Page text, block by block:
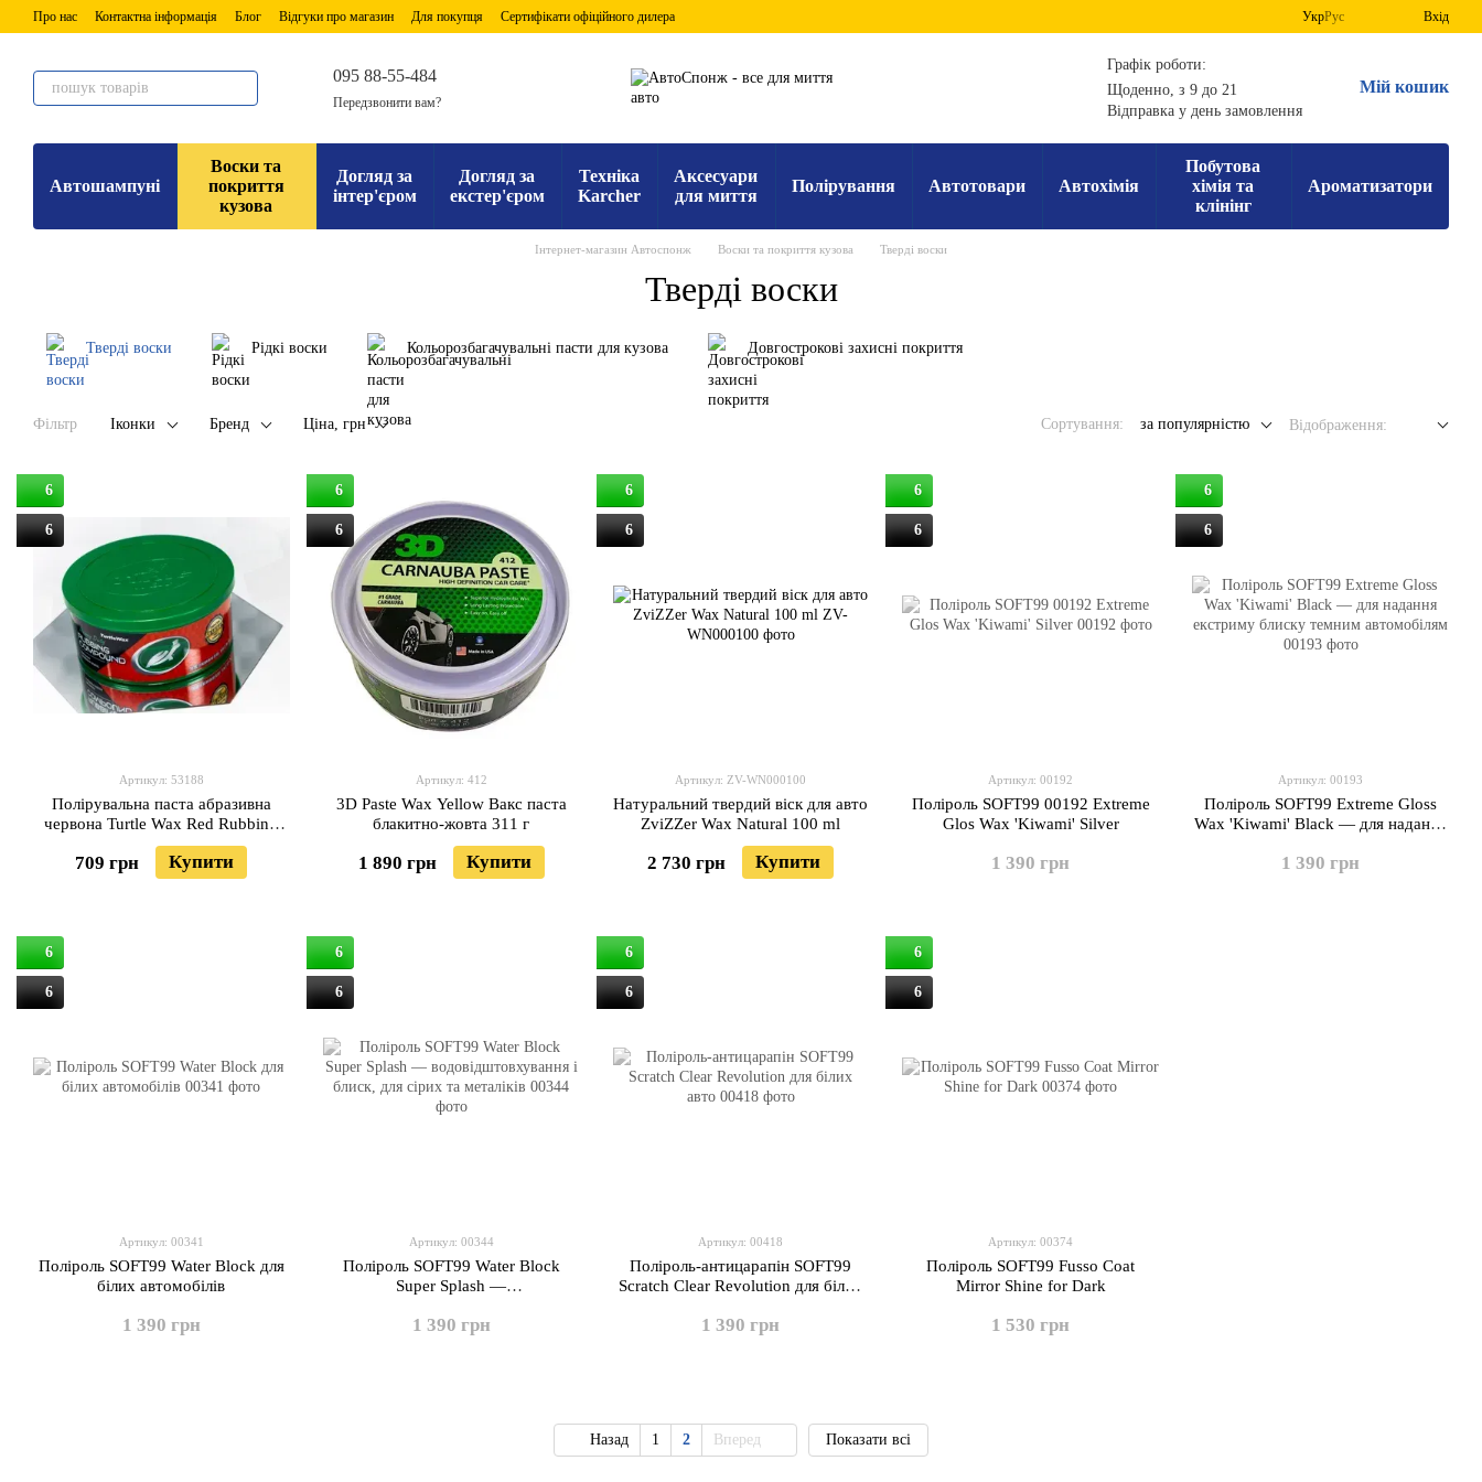
Перейти до основного контенту
Про нас Контактна інформація Блог Відгуки про магазин Для покупця Сертифікати офіційного дилера УкрРус Вхід
095 88-55-484
Передзвонити вам?
Графік роботи:
Щоденно, з 9 до 21
Відправка у день замовлення
Мій кошик
Автошампуні
Воски та
покриття
кузова
Догляд за
інтер'єром
Догляд за
екстер'єром
Техніка
Karcher
Аксесуари
для миття
Полірування Автотовари Автохімія
Побутова
хімія та
клінінг
Ароматизатори
Інтернет-магазин Автоспонж Воски та покриття кузова Тверді воски
Тверді воски
Тверді воски Рідкі воски Кольорозбагачувальні пасти для кузова Довгострокові захисні покриття
Фільтр Іконки Бренд Ціна, грн Сортування: за популярністю Відображення:
6
6
Артикул: 53188
Полірувальна паста абразивна
червона Turtle Wax Red Rubbing
Compound 300 мл
709 грн Купити
6
6
Артикул: 412
3D Paste Wax Yellow Вакс паста
блакитно-жовта 311 г
1 890 грн Купити
6
6
Артикул: ZV-WN000100
Натуральний твердий віск для авто
ZviZZer Wax Natural 100 ml
2 730 грн Купити
6
6
Артикул: 00192
Поліроль SOFT99 00192 Extreme
Glos Wax 'Kiwami' Silver
1 390 грн
6
6
Артикул: 00193
Поліроль SOFT99 Extreme Gloss
Wax 'Kiwami' Black — для надання
автомобілям
1 390 грн
6
6
Артикул: 00341
Поліроль SOFT99 Water Block для
білих автомобілів
1 390 грн
6
6
Артикул: 00344
Поліроль SOFT99 Water Block
Super Splash —
сірих та металіків
1 390 грн
6
6
Артикул: 00418
Поліроль-антицарапін SOFT99
Scratch Clear Revolution для білих
1 390 грн
6
6
Артикул: 00374
Поліроль SOFT99 Fusso Coat
Mirror Shine for Dark
1 530 грн
Назад 1 2 Вперед Показати всі